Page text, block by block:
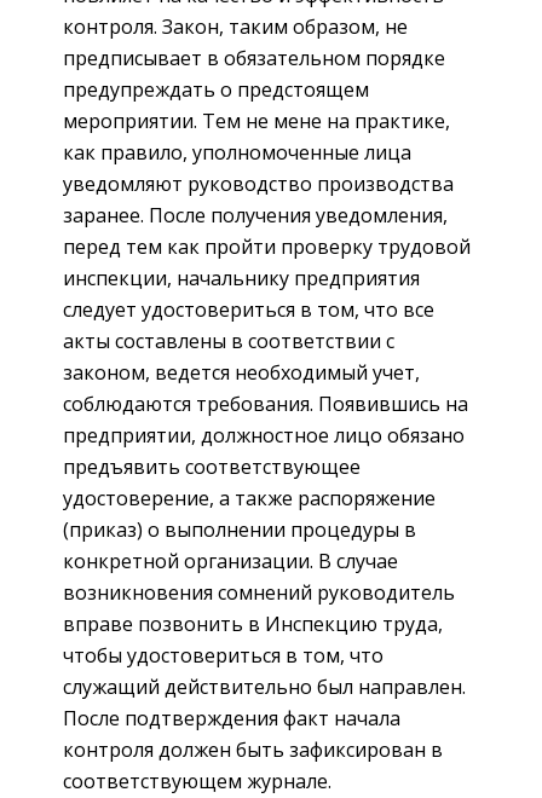
контроля. Закон, таким образом, не
предписывает в обязательном порядке
предупреждать о предстоящем
мероприятии. Тем не мене на практике,
как правило, уполномоченные лица
уведомляют руководство производства
заранее. После получения уведомления,
перед тем как пройти проверку трудовой
инспекции, начальнику предприятия
следует удостовериться в том, что все
акты составлены в соответствии с
законом, ведется необходимый учет,
соблюдаются требования. Появившись на
предприятии, должностное лицо обязано
предъявить соответствующее
удостоверение, а также распоряжение
(приказ) о выполнении процедуры в
конкретной организации. В случае
возникновения сомнений руководитель
вправе позвонить в Инспекцию труда,
чтобы удостовериться в том, что
служащий действительно был направлен.
После подтверждения факт начала
контроля должен быть зафиксирован в
соответствующем журнале.